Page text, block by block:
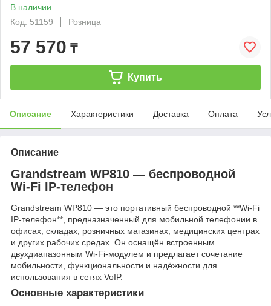
В наличии
Код: 51159
Розница
57 570 ₸
Купить
Описание Характеристики Доставка Оплата
Описание
Grandstream WP810 — беспроводной
Wi‑Fi IP‑телефон
Grandstream WP810 — это портативный беспроводной **Wi‑Fi
IP‑телефон**, предназначенный для мобильной телефонии в
офисах, складах, розничных магазинах, медицинских центрах
и других рабочих средах. Он оснащён встроенным
двухдиапазонным Wi‑Fi‑модулем и предлагает сочетание
мобильности, функциональности и надёжности для
использования в сетях VoIP.
Основные характеристики